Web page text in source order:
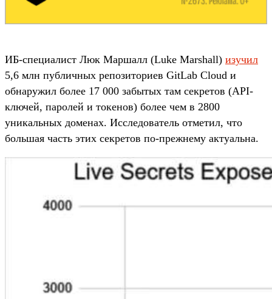
ИБ-специалист Люк Маршалл (Luke Marshall) изучил
5,6 млн публичных репозиториев GitLab Cloud и
обнаружил более 17 000 забытых там секретов (API-
ключей, паролей и токенов) более чем в 2800
уникальных доменах. Исследователь отметил, что
большая часть этих секретов по-прежнему актуальна.